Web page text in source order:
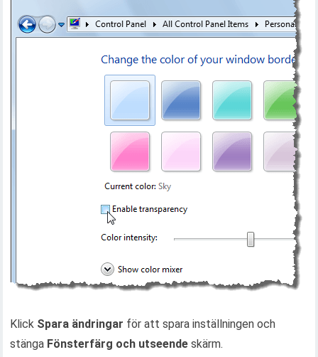
Klick Spara ändringar för att spara inställningen och
stänga Fönsterfärg och utseende skärm.